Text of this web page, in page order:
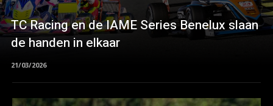
TC Racing en de IAME Series Benelux slaan
de handen in elkaar
21/03/2026